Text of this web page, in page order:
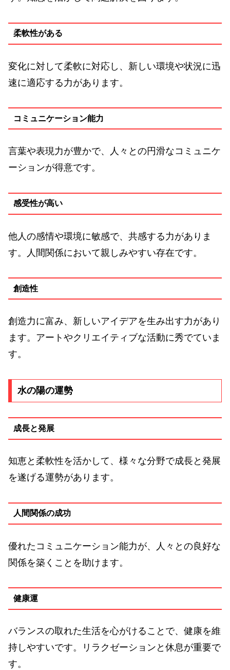
柔軟性がある
変化に対して柔軟に対応し、新しい環境や状況に迅
速に適応する力があります。
コミュニケーション能力
言葉や表現力が豊かで、人々との円滑なコミュニケ
ーションが得意です。
感受性が高い
他人の感情や環境に敏感で、共感する力がありま
す。人間関係において親しみやすい存在です。
創造性
創造力に富み、新しいアイデアを生み出す力があり
ます。アートやクリエイティブな活動に秀でていま
す。
水の陽の運勢
成長と発展
知恵と柔軟性を活かして、様々な分野で成長と発展
を遂げる運勢があります。
人間関係の成功
優れたコミュニケーション能力が、人々との良好な
関係を築くことを助けます。
健康運
バランスの取れた生活を心がけることで、健康を維
持しやすいです。リラクゼーションと休息が重要で
す。